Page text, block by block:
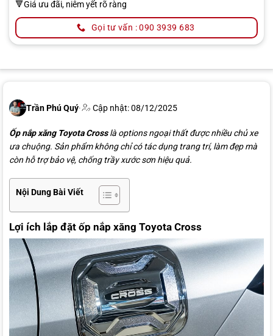
🔻Giá ưu đãi, niêm yết rõ ràng
Gọi tư vấn : 090 3939 683
Trần Phú Quý· Cập nhật: 08/12/2025
Ốp nắp xăng Toyota Crosslà options ngoại thất được nhiều chủ xe
ưa chuộng. Sản phẩm không chỉ có tác dụng trang trí, làm đẹp mà
còn hỗ trợ bảo vệ, chống trầy xước sơn hiệu quả.
Nội Dung Bài Viết
Lợi ích lắp đặt ốp nắp xăng Toyota Cross